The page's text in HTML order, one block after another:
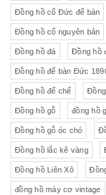
Đồng hồ cổ Đức để bàn
Đồng hồ cổ nguyên bản
Đồng hồ đá Đồng hồ
Đồng hồ để bàn Đức
Đồng hồ đế chế
Đồng hồ gỗ đồng hồ
Đồng hồ gỗ óc chó
Đồng hồ lắc kê vàng
Đồng hồ Liên Xô
đồng hồ máy cơ vintage